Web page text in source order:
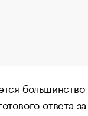
большинство
ответа